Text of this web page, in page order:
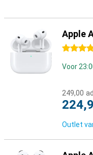
Apple
4.5
Voor
249,00
Outlet